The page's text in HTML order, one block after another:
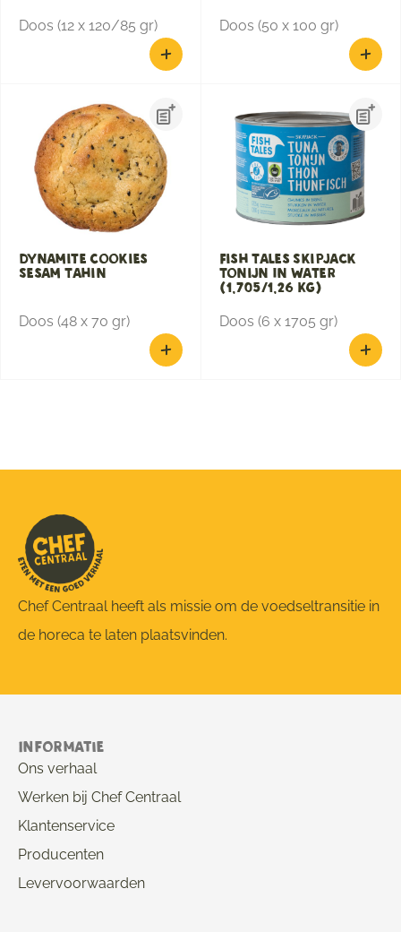
Doos (12 x 120/85 gr) Doos (50 x 100 gr)
Dynamite Cookies
Sesam Tahin
Doos (48 x 70 gr)
Fish Tales Skipjack
Tonijn In Water
(1,705/1,26 KG)
Doos (6 x 1705 gr)
Chef Centraal heeft als missie om de voedseltransitie in
de horeca te laten plaatsvinden.
Informatie
Ons verhaal
Werken bij Chef Centraal
Klantenservice
Producenten
Levervoorwaarden